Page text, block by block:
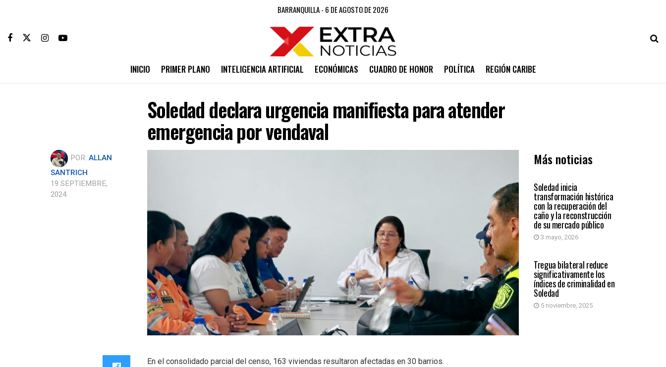
BARRANQUILLA - 6 DE AGOSTO DE 2026
INICIO PRIMER PLANO INTELIGENCIA ARTIFICIAL ECONÓMICAS CUADRO DE HONOR POLÍTICA REGIÓN CARIBE
Soledad declara urgencia manifiesta para atender
emergencia por vendaval
POR: ALLAN
SANTRICH
19 SEPTIEMBRE,
2024
Más noticias
SOLEDAD
Soledad inicia
transformación histórica
con la recuperación del
caño y la reconstrucción
de su mercado público
3 mayo, 2026
SOLEDAD
Tregua bilateral reduce
significativamente los
índices de criminalidad en
Soledad
5 noviembre, 2025
En el consolidado parcial del censo, 163 viviendas resultaron afectadas en 30 barrios.